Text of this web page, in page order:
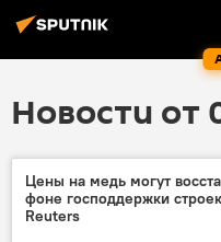
Новости от
Цены на медь могут
фоне господдержки
Reuters